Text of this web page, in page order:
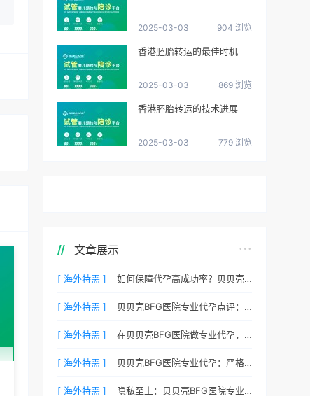
2025-03-03 904 浏览
香港胚胎转运的最佳时机
2025-03-03 869 浏览
香港胚胎转运的技术进展
2025-03-03 779 浏览
文章展示
[ 海外特需 ] 如何保障代孕高成功率？贝贝壳BFG医院专业代孕方案解析
[ 海外特需 ] 贝贝壳BFG医院专业代孕点评：高成功率背后的医疗神话
[ 海外特需 ] 在贝贝壳BFG医院做专业代孕，一次成功的概率有多大？
[ 海外特需 ] 贝贝壳BFG医院专业代孕：严格保护客户隐私的安心之选
[ 海外特需 ] 隐私至上：贝贝壳BFG医院专业代孕如何做好信息保密？